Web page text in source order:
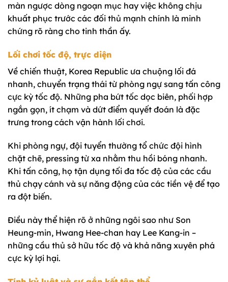
màn ngược dòng ngoạn mục hay việc không chịu
khuất phục trước các đối thủ mạnh chính là minh
chứng rõ ràng cho tinh thần ấy.
Lối chơi tốc độ, trực diện
Về chiến thuật, Korea Republic ưa chuộng lối đá
nhanh, chuyển trạng thái từ phòng ngự sang tấn công
cực kỳ tốc độ. Những pha bứt tốc dọc biên, phối hợp
ngắn gọn, ít chạm và dứt điểm quyết đoán là đặc
trưng trong cách vận hành lối chơi.
Khi phòng ngự, đội tuyển thường tổ chức đội hình
chặt chẽ, pressing từ xa nhằm thu hồi bóng nhanh.
Khi tấn công, họ tận dụng tối đa tốc độ của các cầu
thủ chạy cánh và sự năng động của các tiền vệ để tạo
ra đột biến.
Điều này thể hiện rõ ở những ngôi sao như Son
Heung-min, Hwang Hee-chan hay Lee Kang-in –
những cầu thủ sở hữu tốc độ và khả năng xuyên phá
cực kỳ lợi hại.